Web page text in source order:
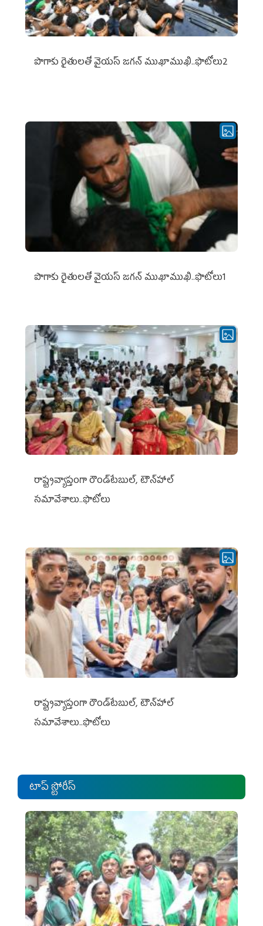
పొగాకు రైతుల‌తో వైయ‌స్ జ‌గ‌న్ ముఖాముఖి..ఫొటోలు2
పొగాకు రైతుల‌తో వైయ‌స్ జ‌గ‌న్ ముఖాముఖి..ఫొటోలు1
రాష్ట్రవ్యాప్తంగా రౌండ్‌టేబుల్‌, టౌన్‌హాల్‌
సమావేశాలు..ఫొటోలు
రాష్ట్రవ్యాప్తంగా రౌండ్‌టేబుల్‌, టౌన్‌హాల్‌
సమావేశాలు..ఫొటోలు
టాప్ స్టోరీస్